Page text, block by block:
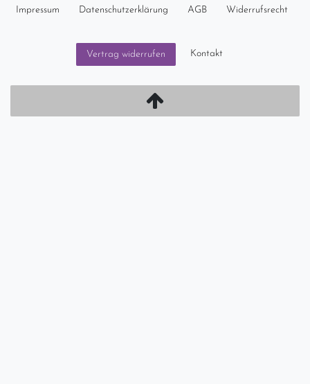
Impressum Daten­schutz­erklärung AGB Widerrufs­recht
Vertrag widerrufen Kontakt